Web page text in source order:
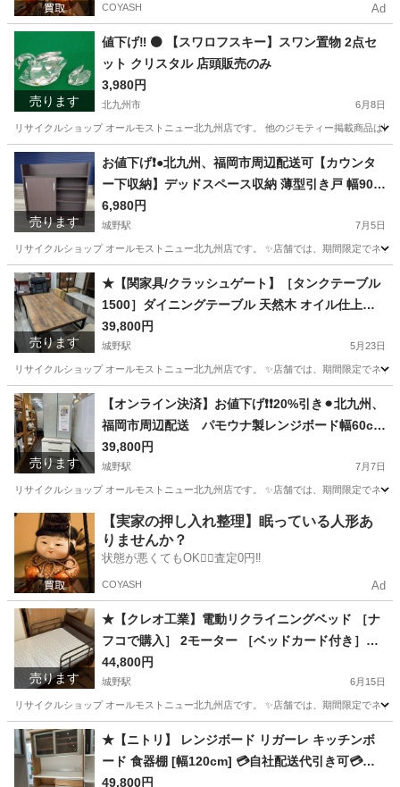
COYASH Ad
売ります
値下げ‼️ ⚫️ 【スワロフスキー】スワン置物 2点セ
ット クリスタル 店頭販売のみ
3,980円
北九州市 6月8日
リサイクルショップ オールモストニュー北九州店です。 他のジモティー掲載商品は
福岡 北九州市 その他 仮予約
売ります
お値下げ❗️●北九州、福岡市周辺配送可【カウンタ
ー下収納】デッドスペース収納 薄型引き戸 幅90c
m 【配達に設置込み】💳自社配送時🌟代引き可💳
※現金、クレジット、スマホ決済対応※ 【配達は
要決済前問い合わせ】
6,980円
城野駅 7月5日
リサイクルショップ オールモストニュー北九州店です。 ✨️店舗では、期間限定でネ
福岡 北九州市 城野駅 収納家具 商品
売ります
★【関家具/クラッシュゲート】［タンクテーブル
1500］ダイニングテーブル 天然木 オイル仕上げ
【99,000円で購入】【配達に設置込み】💳配送時
🌟代引き可💳※現金、クレジット、スマホ決済対
応※
39,800円
城野駅 5月23日
リサイクルショップ オールモストニュー北九州店です。 ✨️店舗では、期間限定でネ
福岡 北九州市 城野駅 テーブル 商品
売ります
【オンライン決済】お値下げ❗️❗️20%引き⚫︎北九州、
福岡市周辺配送 パモウナ製レンジボード幅60cm
💳自社配送時🌟代引き可💳※現金、クレジット、
スマホ決済対応※ 【配達は要決済前問い合わせ】
39,800円
城野駅 7月7日
リサイクルショップ オールモストニュー北九州店です。 ✨️店舗では、期間限定でネ
福岡 北九州市 城野駅 収納家具 商品
【実家の押し入れ整理】眠っている人形あ
りませんか？
状態が悪くてもOK🙆‍♀️査定0円‼️
COYASH Ad
売ります
★【クレオ工業】電動リクライニングベッド ［ナ
フコで購入］ 2モーター ［ベッドカード付き］
［AP2-221M-H］【3ヶ月保証】💳配送時🌟代引き
可💳※現金、クレジット、スマホ決済対応※
44,800円
城野駅 6月15日
リサイクルショップ オールモストニュー北九州店です。 ✨️店舗では、期間限定でネ
福岡 北九州市 城野駅 商品
★【ニトリ】 レンジボード リガーレ キッチンボ
ード 食器棚 [幅120cm] 💳自社配送代引き可💳※
現金、クレジット、スマホ決済対応※
49,800円